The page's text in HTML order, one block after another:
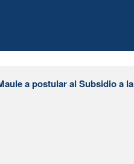
a postular al Subsidio a la